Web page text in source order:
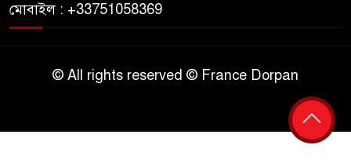
মোবাইল : +33751058369
© All rights reserved © France Dorpan